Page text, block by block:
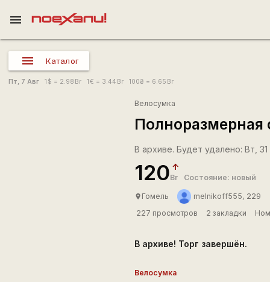
menu
Каталог
Пт, 7 Авг 1 $ = 2.98 Br 1€ = 3.44 Br 100₴ = 6.65 Br
Велосумка
Полноразмерная
В архиве. Будет удалено: Вт,
120Br Состояние: новый
place Гомель melnikoff555, 229
227 просмотров
2 закладки
В архиве! Торг завершён.
Велосумка